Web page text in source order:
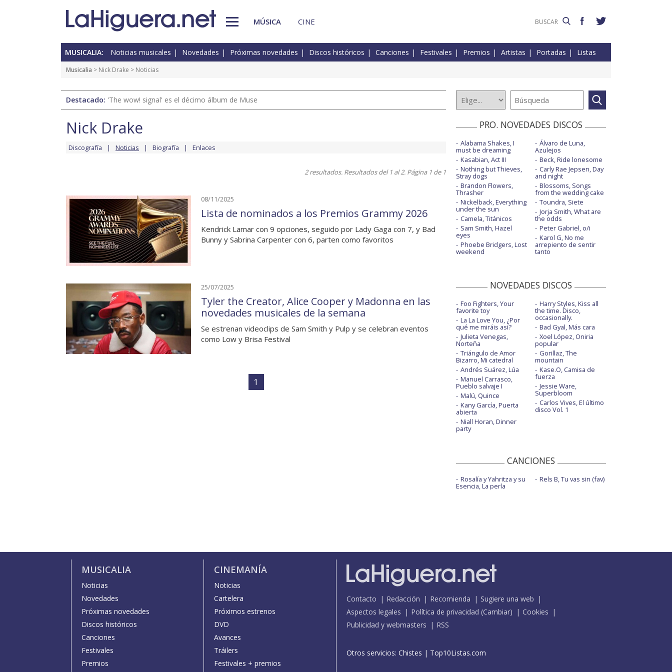
MÚSICA CINE
MUSICALIA: Noticias musicales Novedades Próximas novedades Discos históricos Canciones Festivales Premios Artistas Portadas Listas
Musicalia > Nick Drake > Noticias
Destacado: 'The wow! signal' es el décimo álbum de Muse
Nick Drake
Discografía Noticias Biografía Enlaces
2 resultados. Resultados del 1 al 2. Página 1 de 1
08/11/2025
Lista de nominados a los Premios Grammy 2026
Kendrick Lamar con 9 opciones, seguido por Lady Gaga con 7, y Bad
Bunny y Sabrina Carpenter con 6, parten como favoritos
25/07/2025
Tyler the Creator, Alice Cooper y Madonna en las
novedades musicales de la semana
Se estrenan videoclips de Sam Smith y Pulp y se celebran eventos
como Low y Brisa Festival
1
PRO. NOVEDADES DISCOS
Alabama Shakes, I
must be dreaming
Kasabian, Act III
Nothing but Thieves,
Stray dogs
Brandon Flowers,
Thrasher
Nickelback, Everything
under the sun
Camela, Titánicos
Sam Smith, Hazel
eyes
Phoebe Bridgers, Lost
weekend
Álvaro de Luna,
Azulejos
Beck, Ride lonesome
Carly Rae Jepsen, Day
and night
Blossoms, Songs
from the wedding cake
Toundra, Siete
Jorja Smith, What are
the odds
Peter Gabriel, o/i
Karol G, No me
arrepiento de sentir
tanto
NOVEDADES DISCOS
Foo Fighters, Your
favorite toy
La La Love You, ¿Por
qué me miráis así?
Julieta Venegas,
Norteña
Triángulo de Amor
Bizarro, Mi catedral
Andrés Suárez, Lúa
Manuel Carrasco,
Pueblo salvaje I
Malú, Quince
Kany García, Puerta
abierta
Niall Horan, Dinner
party
Harry Styles, Kiss all
the time. Disco,
occasionally.
Bad Gyal, Más cara
Xoel López, Oniria
popular
Gorillaz, The
mountain
Kase.O, Camisa de
fuerza
Jessie Ware,
Superbloom
Carlos Vives, El último
disco Vol. 1
CANCIONES
Rosalía y Yahritza y su
Esencia, La perla
Rels B, Tu vas sin (fav)
MUSICALIA
Noticias
Novedades
Próximas novedades
Discos históricos
Canciones
Festivales
Premios
CINEMANÍA
Noticias
Cartelera
Próximos estrenos
DVD
Avances
Tráilers
Festivales + premios
Contacto Redacción Recomienda
Sugiere una web
Aspectos legales
Política de privacidad (Cambiar)
Cookies
Publicidad y webmasters
RSS
Otros servicios: Chistes | Top10Listas.com